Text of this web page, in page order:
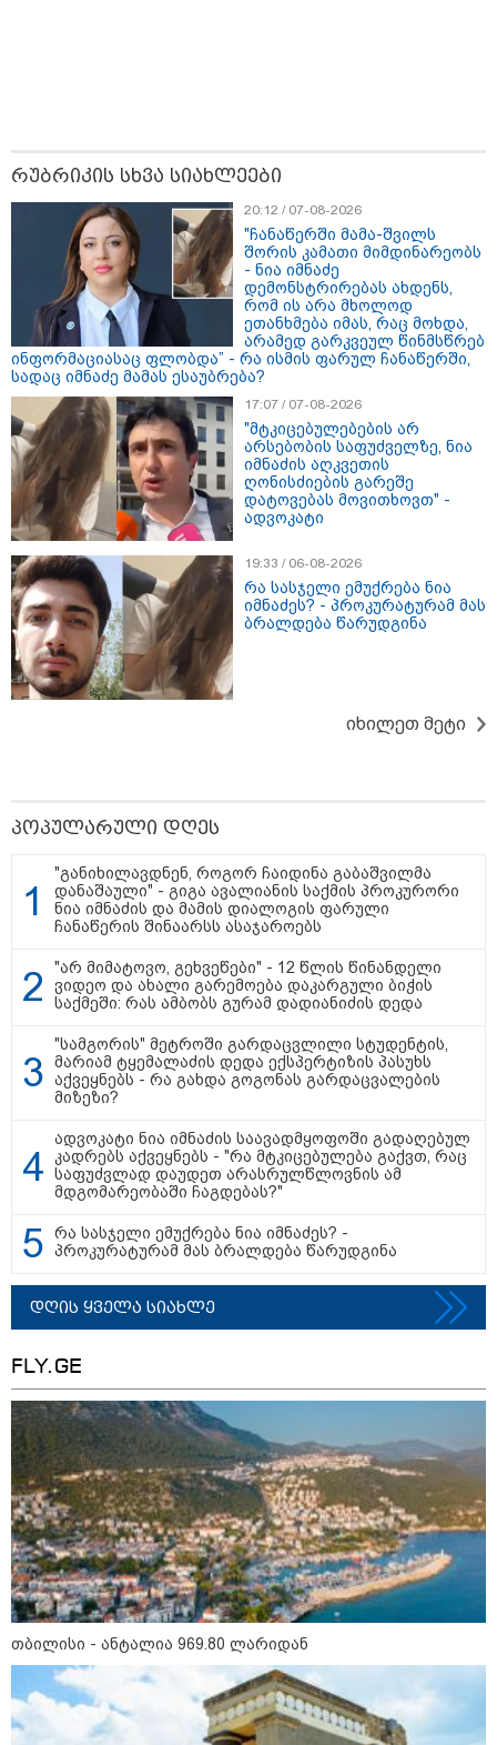
თბილისი - ჰერაკლიონი 1698.80
ლარიდან
თბილისი - ბუდაპეშტი 1421.00
ლარიდან
თბილისი - რომი 1641.00 ლარიდან
მნიშვნელოვანი ინფორმაცია
11:13 / 05-08-2026
Hisense წარმოგიდგენთ გზავნილს "ინოვაციები
მსოფლიო ჩემპიონატზე™
შეიძინე ალდაგის სამოგზაურო დაზღვევა და
მიიღე გაორმაგებული ინტერნეტი
საზოგადოება
რუბრიკის სხვა სიახლეები
20:12 / 07-08-2026
"ჩანაწერში მამა-შვილს
შორის კამათი მიმდინარეობს
- ნია იმნაძე
დემონსტრირებას ახდენს,
რომ ის არა მხოლოდ
ეთანხმება იმას, რაც მოხდა,
არამედ გარკვეულ წინმსწრებ
ინფორმაციასაც ფლობდა” - რა ისმის ფარულ ჩანაწერში,
სადაც იმნაძე მამას ესაუბრება?
17:07 / 07-08-2026
"მტკიცებულებების არ
არსებობის საფუძველზე, ნია
იმნაძის აღკვეთის
ღონისძიების გარეშე
დატოვებას მოვითხოვთ" -
ადვოკატი
19:33 / 06-08-2026
რა სასჯელი ემუქრება ნია
იმნაძეს? - პროკურატურამ მას
ბრალდება წარუდგინა
იხილეთ მეტი
პოპულარული დღეს
"განიხილავდნენ, როგორ ჩაიდინა გაბაშვილმა
დანაშაული" - გიგა ავალიანის საქმის პროკურორი
ნია იმნაძის და მამის დიალოგის ფარული
ჩანაწერის შინაარსს ასაჯაროებს
"არ მიმატოვო, გეხვეწები" - 12 წლის წინანდელი
ვიდეო და ახალი გარემოება დაკარგული ბიჭის
საქმეში: რას ამბობს გურამ დადიანიძის დედა
"სამგორის" მეტროში გარდაცვლილი სტუდენტის,
მარიამ ტყემალაძის დედა ექსპერტიზის პასუხს
აქვეყნებს - რა გახდა გოგონას გარდაცვალების
მიზეზი?
ადვოკატი ნია იმნაძის საავადმყოფოში გადაღებულ
კადრებს აქვეყნებს - "რა მტკიცებულება გაქვთ, რაც
საფუძვლად დაუდეთ არასრულწლოვნის ამ
მდგომარეობაში ჩაგდებას?"
რა სასჯელი ემუქრება ნია იმნაძეს? -
პროკურატურამ მას ბრალდება წარუდგინა
დღის ყველა სიახლე
FLY.GE
თბილისი - ანტალია 969.80 ლარიდან